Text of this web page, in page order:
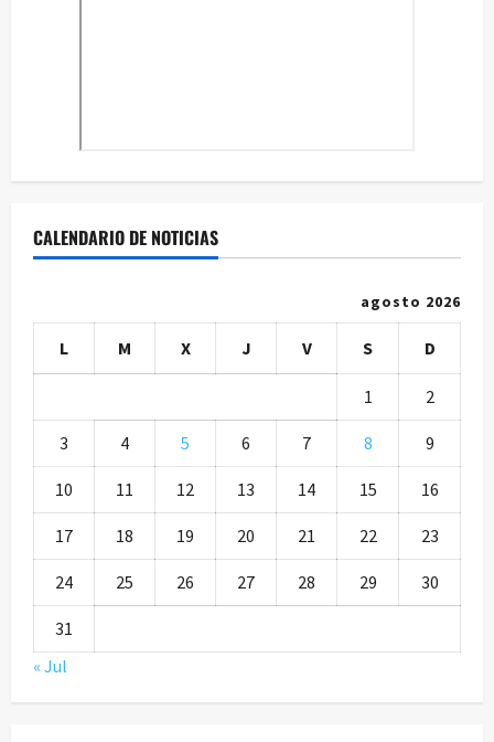
CALENDARIO DE NOTICIAS
agosto 2026
L M X J V S D
1 2
3 4 5 6 7 8 9
10 11 12 13 14 15 16
17 18 19 20 21 22 23
24 25 26 27 28 29 30
31
« Jul